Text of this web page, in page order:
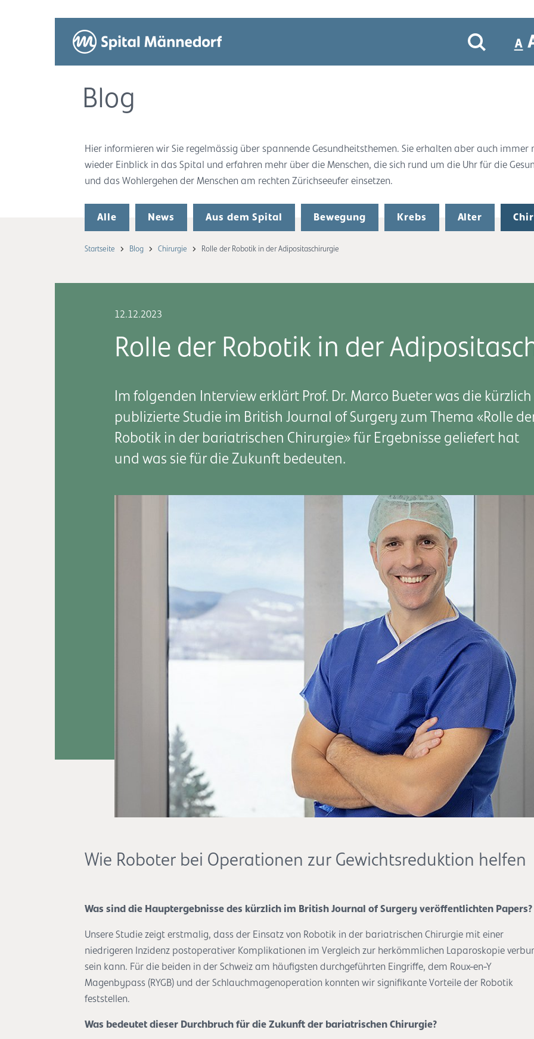
Blog
Hier informieren wir Sie regelmässig über spannende Gesundheitsthemen. Sie erhalten aber auch immer
wieder Einblick in das Spital und erfahren mehr über die Menschen, die sich rund um die Uhr für die
und das Wohlergehen der Menschen am rechten Zürichseeufer einsetzen.
Alle News Aus dem Spital Bewegung Krebs Alter
Startseite Blog Chirurgie Rolle der Robotik in der Adipositaschirurgie
12.12.2023
Rolle der Robotik in der
Im folgenden Interview erklärt Prof. Dr. Marco Bueter was die kürzlich
publizierte Studie im British Journal of Surgery zum Thema «Rolle
Robotik in der bariatrischen Chirurgie» für Ergebnisse geliefert hat
und was sie für die Zukunft bedeuten.
Wie Roboter bei Operationen zur Gewichtsreduktion helfen
Was sind die Hauptergebnisse des kürzlich im British Journal of Surgery veröffentlichten Papers?
Unsere Studie zeigt erstmalig, dass der Einsatz von Robotik in der bariatrischen Chirurgie mit einer
niedrigeren Inzidenz postoperativer Komplikationen im Vergleich zur herkömmlichen Laparoskopie
sein kann. Für die beiden in der Schweiz am häufigsten durchgeführten Eingriffe, dem Roux-en-Y
Magenbypass (RYGB) und der Schlauchmagenoperation konnten wir signifikante Vorteile der Robotik
feststellen.
Was bedeutet dieser Durchbruch für die Zukunft der bariatrischen Chirurgie?